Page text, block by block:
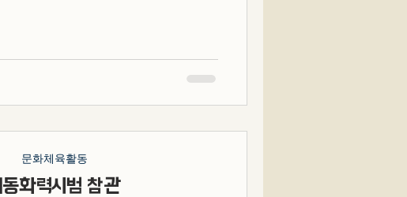
동화력시범 참관
문화체육활동